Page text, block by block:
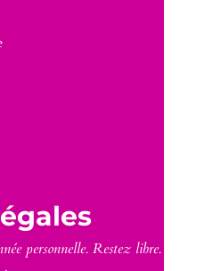
personnelle. Restez libre.